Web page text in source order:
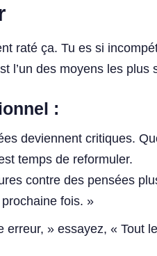
raté ça. Tu es si
des moyens les plus
:
deviennent critiques.
temps de reformuler.
contre des pensées
fois. »
» essayez, « Tout